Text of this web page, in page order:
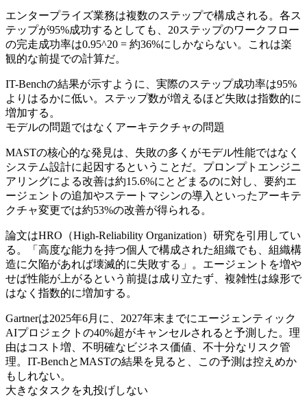
エンタープライズ業務は複数のステップで構成される。各ス
テップが95%成功するとしても、20ステップのワークフロー
の完走成功率は0.95^20 = 約36%にしかならない。これは楽
観的な前提での計算だ。
IT-Benchの結果が示すように、実際のステップ成功率は95%
よりはるかに低い。ステップ数が増えるほど失敗は指数的に
増加する。
モデルの問題ではなくアーキテクチャの問題
MASTの核心的な発見は、失敗の多くがモデル性能ではなく
システム設計に起因するということだ。プロンプトエンジニ
アリングによる改善は約15.6%にとどまるのに対し、要約エ
ージェントの追加やステートマシンの導入といったアーキテ
クチャ変更では約53%の改善が得られる。
論文はHRO（High-Reliability Organization）研究を引用してい
る。「高度な能力を持つ個人で構成された組織でも、組織構
造に欠陥があれば壊滅的に失敗する」。エージェントを増や
せば性能が上がるという前提は成り立たず、複雑性は線形で
はなく指数的に増加する。
Gartnerは2025年6月に、2027年末までにエージェンティック
AIプロジェクトの40%超がキャンセルされると予測した。理
由はコスト増、不明確なビジネス価値、不十分なリスク管
理。IT-BenchとMASTの結果を見ると、この予測は控えめか
もしれない。
大きなタスクを丸投げしない